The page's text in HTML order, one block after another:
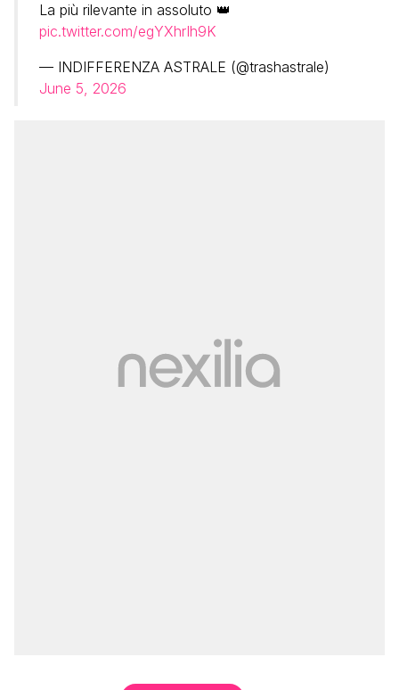
La più rilevante in assoluto 👑
pic.twitter.com/egYXhrIh9K
— INDIFFERENZA ASTRALE (@trashastrale)
June 5, 2026